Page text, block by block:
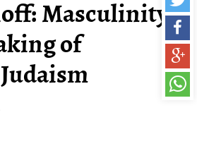
Masculinity
of